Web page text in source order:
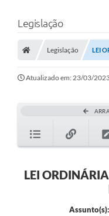
Nota Fiscal Gaúcha
Ouvidoria
e-sic
Contato
TCE/RS
Legislação
Legislação LEI
Atualizado em: 23/03/
LEI
Assunto(s):